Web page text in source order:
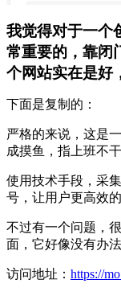
我觉得对于一个
常重要的，靠闭
个网站实在是好
下面是复制的：
严格的来说，这是
成摸鱼，指上班不
使用技术手段，采
号，让用户更高效
不过有一个问题，
面，它好像没有办法
访问地址： https://